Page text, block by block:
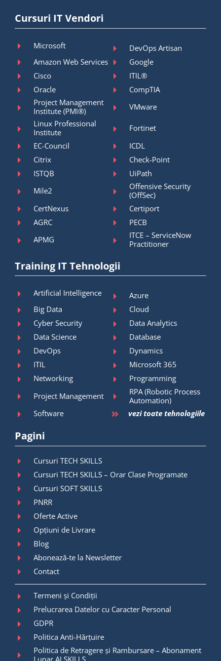
Cursuri IT Vendori
Microsoft
DevOps Artisan
Amazon Web Services
Google
Cisco
ITIL®
Oracle
CompTIA
Project Management
Institute (PMI®)
VMware
Linux Professional
Institute
Fortinet
EC-Council
ICDL
Citrix
Check-Point
ISTQB
UiPath
Mile2
Offensive Security
(OffSec)
CertNexus
Certiport
AGRC
PECB
APMG
ITCE – ServiceNow
Practitioner
Training IT Tehnologii
Artificial Intelligence
Azure
Big Data
Cloud
Cyber Security
Data Analytics
Data Science
Database
DevOps
Dynamics
ITIL
Microsoft 365
Networking
Programming
Project Management
RPA (Robotic Process
Automation)
Software
vezi toate tehnologiile
Pagini
Cursuri TECH SKILLS
Cursuri TECH SKILLS – Orar Clase Programate
Cursuri SOFT SKILLS
PNRR
Oferte Active
Opțiuni de Livrare
Blog
Abonează-te la Newsletter
Contact
Termeni și Condiții
Prelucrarea Datelor cu Caracter Personal
GDPR
Politica Anti-Hărțuire
Politica de Retragere și Rambursare – Abonament
Lunar AI SKILLS